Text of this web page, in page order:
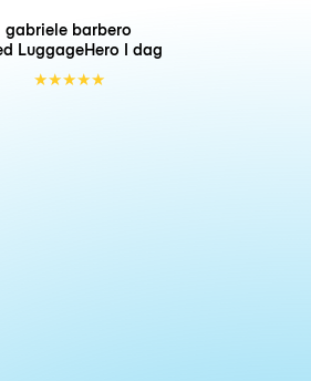
gabriele barbero
LuggageHero I dag
★★★★★